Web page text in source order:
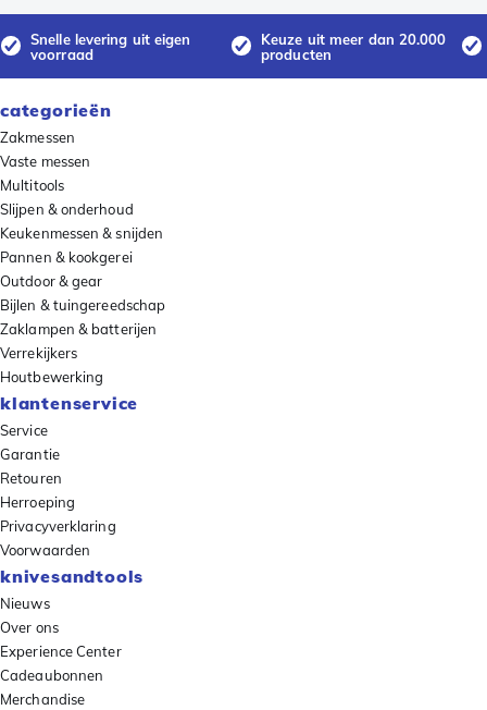
Snelle levering uit eigen
voorraad
Keuze uit meer dan 20.000
producten
categorieën
Zakmessen
Vaste messen
Multitools
Slijpen & onderhoud
Keukenmessen & snijden
Pannen & kookgerei
Outdoor & gear
Bijlen & tuingereedschap
Zaklampen & batterijen
Verrekijkers
Houtbewerking
klantenservice
Service
Garantie
Retouren
Herroeping
Privacyverklaring
Voorwaarden
knivesandtools
Nieuws
Over ons
Experience Center
Cadeaubonnen
Merchandise